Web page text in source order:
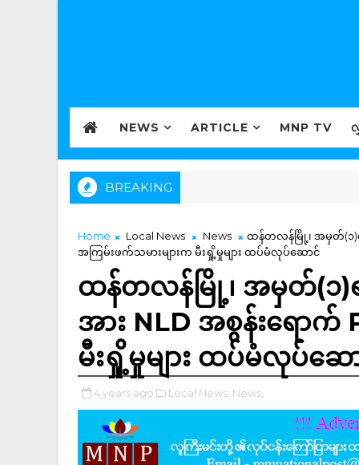
NEWS ARTICLE MNP TV
BREAKING
Home Local News News
ထန်တလန်မြို့၊ အမှတ်(၁)ရ
အကြမ်းဖက်သမားများက မီးရှို့မှုများ ထပ်မံလုပ်ဆောင်
ထန်တလန်မြို့၊ အမှတ်(၁)
အား NLD အစွန်းရောက်
မီးရှို့မှုများ ထပ်မံလုပ်ဆေ
4 years ago Local News, News,